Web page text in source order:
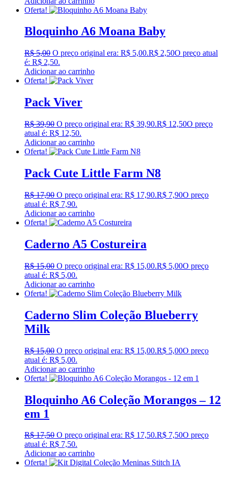
Oferta!
Bloquinho A6 Moana Baby
R$5,00 O preço original era: R$ 5,00.R$ 2,50O preço atual
é: R$ 2,50.
Adicionar ao carrinho
Oferta!
Pack Viver
R$39,90 O preço original era: R$ 39,90.R$ 12,50O preço
atual é: R$ 12,50.
Adicionar ao carrinho
Oferta!
Pack Cute Little Farm N8
R$17,90 O preço original era: R$ 17,90.R$ 7,90O preço
atual é: R$ 7,90.
Adicionar ao carrinho
Oferta!
Caderno A5 Costureira
R$15,00 O preço original era: R$ 15,00.R$ 5,00O preço
atual é: R$ 5,00.
Adicionar ao carrinho
Oferta!
Caderno Slim Coleção Blueberry
Milk
R$15,00 O preço original era: R$ 15,00.R$ 5,00O preço
atual é: R$ 5,00.
Adicionar ao carrinho
Oferta!
Bloquinho A6 Coleção Morangos – 12
em 1
R$17,50 O preço original era: R$ 17,50.R$ 7,50O preço
atual é: R$ 7,50.
Adicionar ao carrinho
Oferta!